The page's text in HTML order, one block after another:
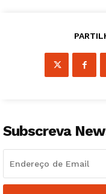
Subscreva